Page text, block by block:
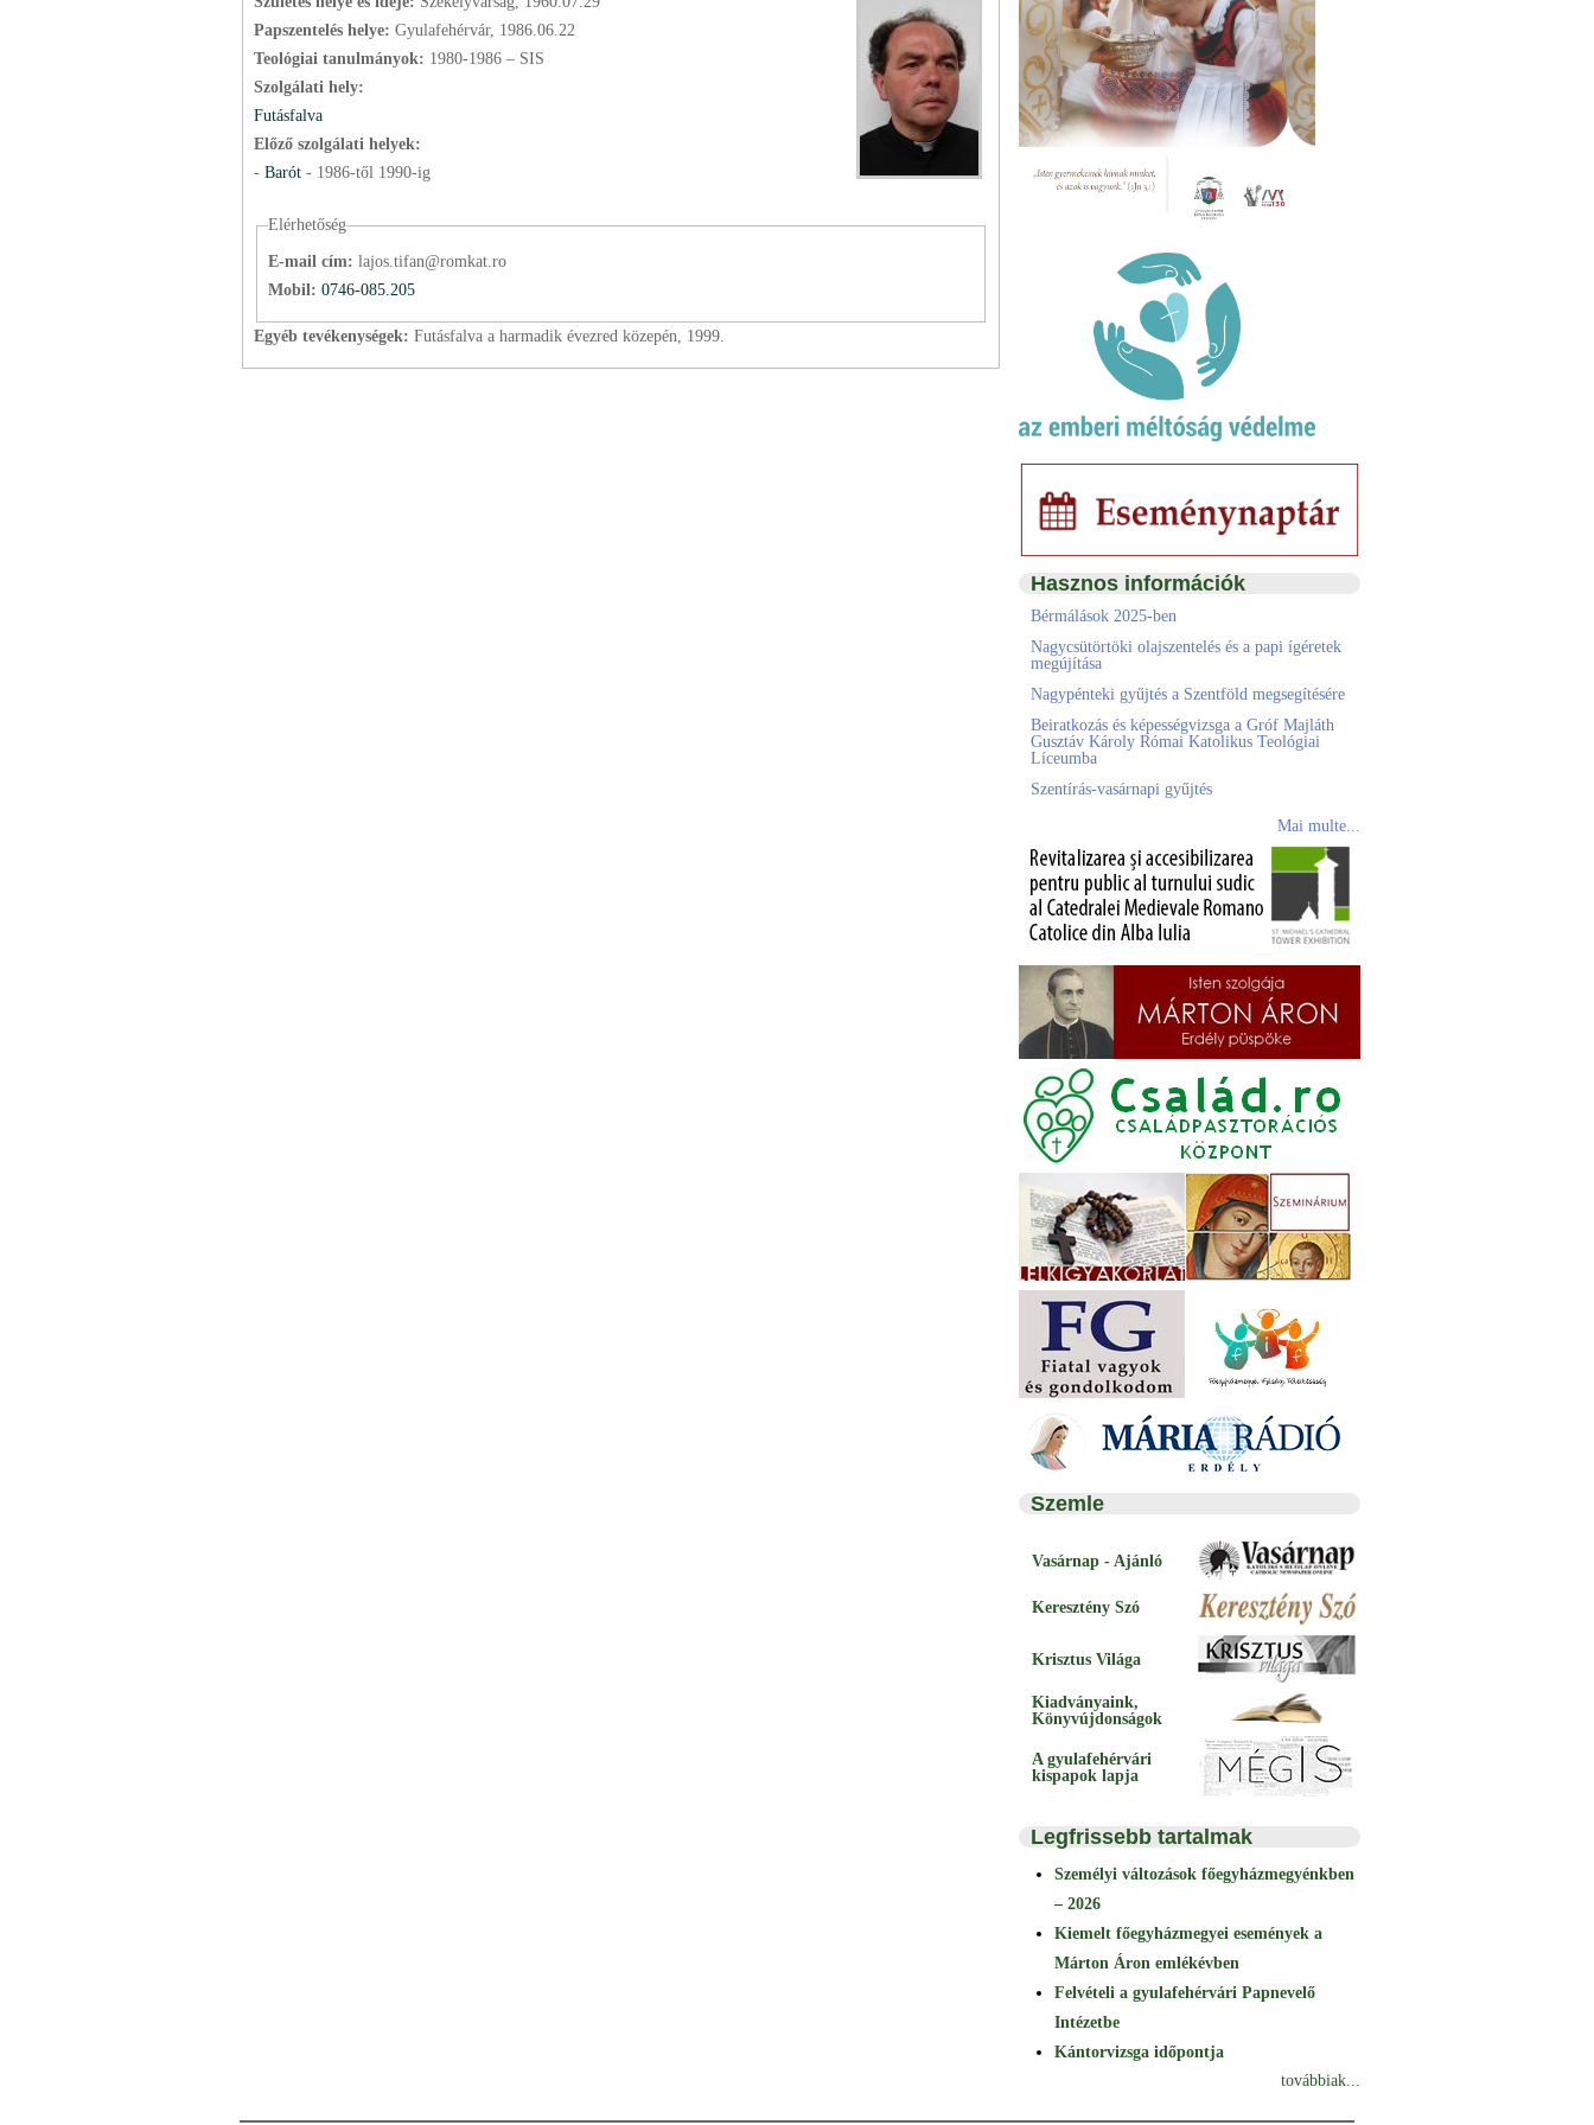
Papszentelés helye: Gyulafehérvár, 1986.06.22
Teológiai tanulmányok: 1980-1986 – SIS
Szolgálati hely:
Futásfalva
Előző szolgálati helyek:
- Barót - 1986-től 1990-ig
Elérhetőség
E-mail cím: lajos.tifan@romkat.ro
Mobil: 0746-085.205
Egyéb tevékenységek: Futásfalva a harmadik évezred közepén, 1999.
Hasznos információk
Bérmálások 2025-ben
Nagycsütörtöki olajszentelés és a papi ígéretek
megújítása
Nagypénteki gyűjtés a Szentföld megsegítésére
Beiratkozás és képességvizsga a Gróf Majláth
Gusztáv Károly Római Katolikus Teológiai
Líceumba
Szentírás-vasárnapi gyűjtés
Mai multe...
Szemle
Vasárnap - Ajánló
Keresztény Szó
Krisztus Világa
Kiadványaink,
Könyvújdonságok
A gyulafehérvári
kispapok lapja
Legfrissebb tartalmak
Személyi változások főegyházmegyénkben
– 2026
Kiemelt főegyházmegyei események a
Márton Áron emlékévben
Felvételi a gyulafehérvári Papnevelő
Intézetbe
Kántorvizsga időpontja
továbbiak...